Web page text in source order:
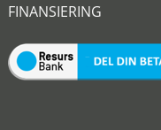
FINANSIERING